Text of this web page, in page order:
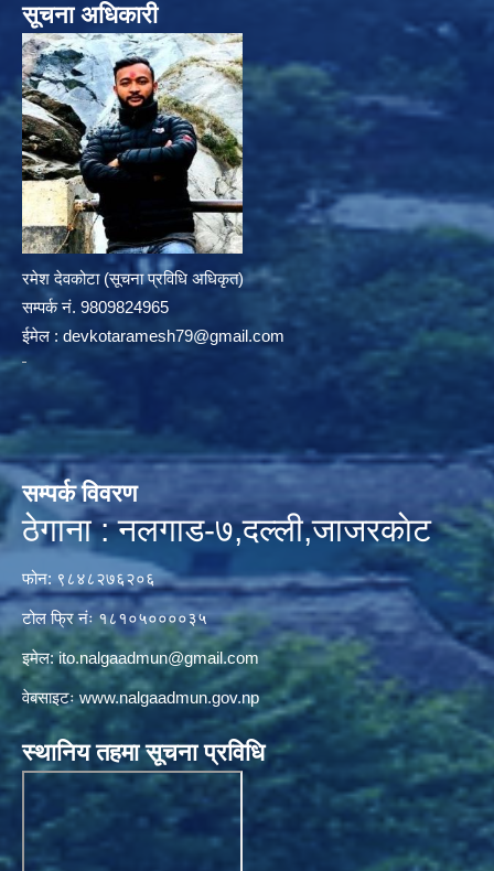
सूचना अधिकारी
रमेश देवकोटा (सूचना प्रविधि अधिकृत)
सम्पर्क न‌ं. 9809824965
ईमेल : devkotaramesh79@gmail.com
सम्पर्क विवरण
ठेगाना : नलगाड-७,दल्ली,जाजरकाेट
फोन: ९८४८२७६२०६
टोल फ्रि नंः १८१०५००००३५
इमेल:ito.nalgaadmun@gmail.com
वेबसाइटःwww.nalgaadmun.gov.np
स्थानिय तहमा सूचना प्रविधि